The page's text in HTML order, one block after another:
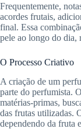
Frequentemente,
acordes frutais,
final. Essa
pele ao longo do dia,
O Processo Criativo
A criação de um
parte do perfumista.
matérias-primas,
das frutas utilizadas.
dependendo da fruta